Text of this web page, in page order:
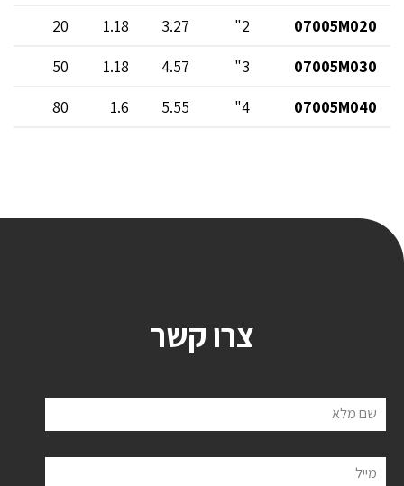
07005M020
2"
3.27
1.18
20
07005M030
3"
4.57
1.18
50
07005M040
4"
5.55
1.6
80
צרו קשר
שם מלא
מייל